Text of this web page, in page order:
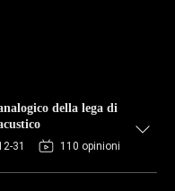
della lega di
31 110 opinioni